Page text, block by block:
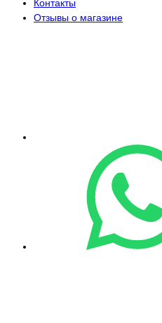
Контакты
Отзывы о магазине